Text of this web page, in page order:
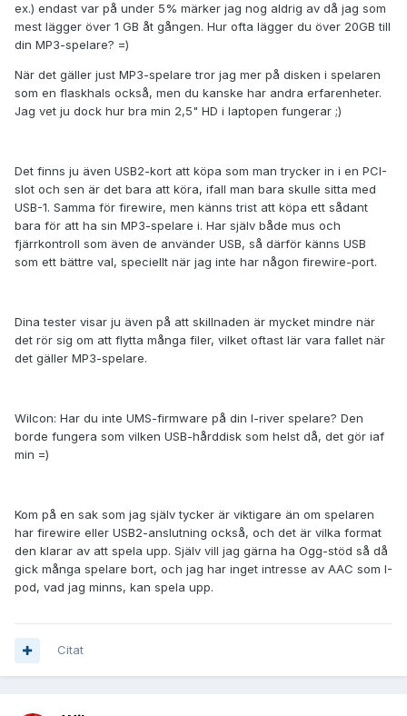
ex.) endast var på under 5% märker jag nog aldrig av då jag som
mest lägger över 1 GB åt gången. Hur ofta lägger du över 20GB till
din MP3-spelare? =)
När det gäller just MP3-spelare tror jag mer på disken i spelaren
som en flaskhals också, men du kanske har andra erfarenheter.
Jag vet ju dock hur bra min 2,5" HD i laptopen fungerar ;)
Det finns ju även USB2-kort att köpa som man trycker in i en PCI-
slot och sen är det bara att köra, ifall man bara skulle sitta med
USB-1. Samma för firewire, men känns trist att köpa ett sådant
bara för att ha sin MP3-spelare i. Har själv både mus och
fjärrkontroll som även de använder USB, så därför känns USB
som ett bättre val, speciellt när jag inte har någon firewire-port.
Dina tester visar ju även på att skillnaden är mycket mindre när
det rör sig om att flytta många filer, vilket oftast lär vara fallet när
det gäller MP3-spelare.
Wilcon: Har du inte UMS-firmware på din I-river spelare? Den
borde fungera som vilken USB-hårddisk som helst då, det gör iaf
min =)
Kom på en sak som jag själv tycker är viktigare än om spelaren
har firewire eller USB2-anslutning också, och det är vilka format
den klarar av att spela upp. Själv vill jag gärna ha Ogg-stöd så då
gick många spelare bort, och jag har inget intresse av AAC som I-
pod, vad jag minns, kan spela upp.
Citat